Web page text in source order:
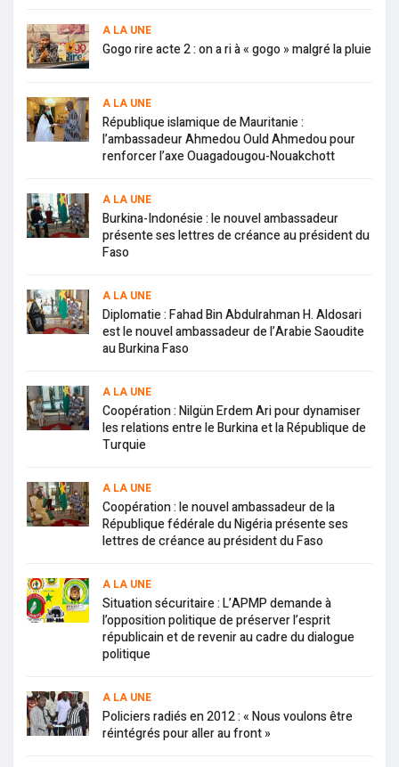
A LA UNE
Gogo rire acte 2 : on a ri à « gogo » malgré la pluie
A LA UNE
République islamique de Mauritanie :
l’ambassadeur Ahmedou Ould Ahmedou pour
renforcer l’axe Ouagadougou-Nouakchott
A LA UNE
Burkina-Indonésie : le nouvel ambassadeur
présente ses lettres de créance au président du
Faso
A LA UNE
Diplomatie : Fahad Bin Abdulrahman H. Aldosari
est le nouvel ambassadeur de l’Arabie Saoudite
au Burkina Faso
A LA UNE
Coopération : Nilgün Erdem Ari pour dynamiser
les relations entre le Burkina et la République de
Turquie
A LA UNE
Coopération : le nouvel ambassadeur de la
République fédérale du Nigéria présente ses
lettres de créance au président du Faso
A LA UNE
Situation sécuritaire : L’APMP demande à
l’opposition politique de préserver l’esprit
républicain et de revenir au cadre du dialogue
politique
A LA UNE
Policiers radiés en 2012 : « Nous voulons être
réintégrés pour aller au front »